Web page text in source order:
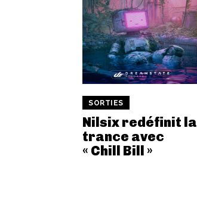
SORTIES
Nilsix redéfinit la
trance avec
« Chill Bill »